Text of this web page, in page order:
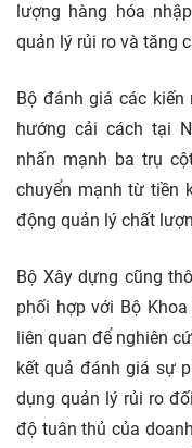
lượng hàng hóa
quản lý rủi ro và tăng
Bộ đánh giá các
hướng cải cách tại
nhấn mạnh ba trụ
chuyển mạnh từ tiền
động quản lý chất
Bộ Xây dựng cũng
phối hợp với Bộ
liên quan để nghiên
kết quả đánh giá sự
dụng quản lý rủi ro
độ tuân thủ của